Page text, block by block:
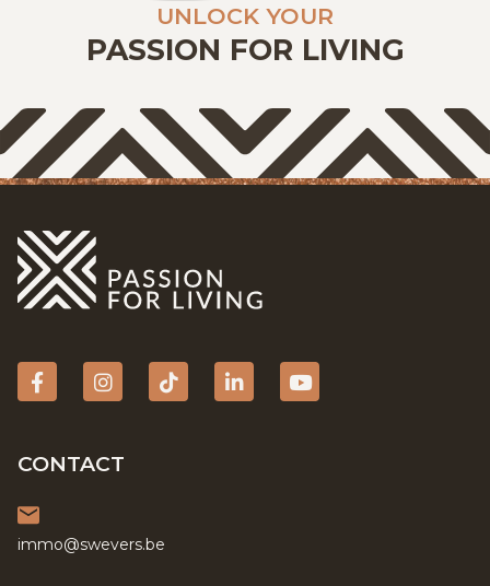
UNLOCK YOUR
PASSION FOR LIVING
FacebookInstagram
tiktokLinkedinYouTube
CONTACT
immo@swevers.be